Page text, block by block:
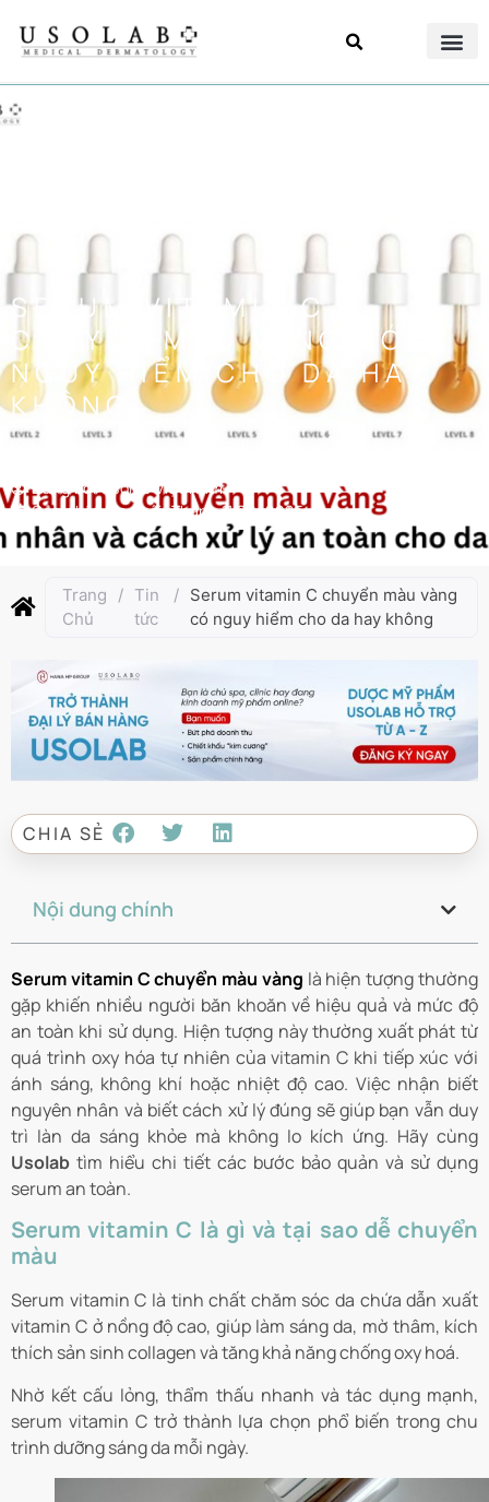
SERUM VITAMIN C
CHUYỂN MÀU VÀNG CÓ
NGUY HIỂM CHO DA HAY
KHÔNG
Đăng bởiUsolab Việt Nam
Cập nhật lần cuối:Tháng 11 20, 2025
Trang
Chủ
/ Tin
tức
/ Serum vitamin C chuyển màu vàng
có nguy hiểm cho da hay không
CHIA SẺ
Nội dung chính
Serum vitamin C chuyển màu vàng là hiện tượng thường
gặp khiến nhiều người băn khoăn về hiệu quả và mức độ
an toàn khi sử dụng. Hiện tượng này thường xuất phát từ
quá trình oxy hóa tự nhiên của vitamin C khi tiếp xúc với
ánh sáng, không khí hoặc nhiệt độ cao. Việc nhận biết
nguyên nhân và biết cách xử lý đúng sẽ giúp bạn vẫn duy
trì làn da sáng khỏe mà không lo kích ứng. Hãy cùng
Usolab tìm hiểu chi tiết các bước bảo quản và sử dụng
serum an toàn.
Serum vitamin C là gì và tại sao dễ chuyển
màu
Serum vitamin C là tinh chất chăm sóc da chứa dẫn xuất
vitamin C ở nồng độ cao, giúp làm sáng da, mờ thâm, kích
thích sản sinh collagen và tăng khả năng chống oxy hoá.
Nhờ kết cấu lỏng, thẩm thấu nhanh và tác dụng mạnh,
serum vitamin C trở thành lựa chọn phổ biến trong chu
trình dưỡng sáng da mỗi ngày.